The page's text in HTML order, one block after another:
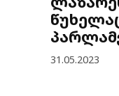
31.05.2023